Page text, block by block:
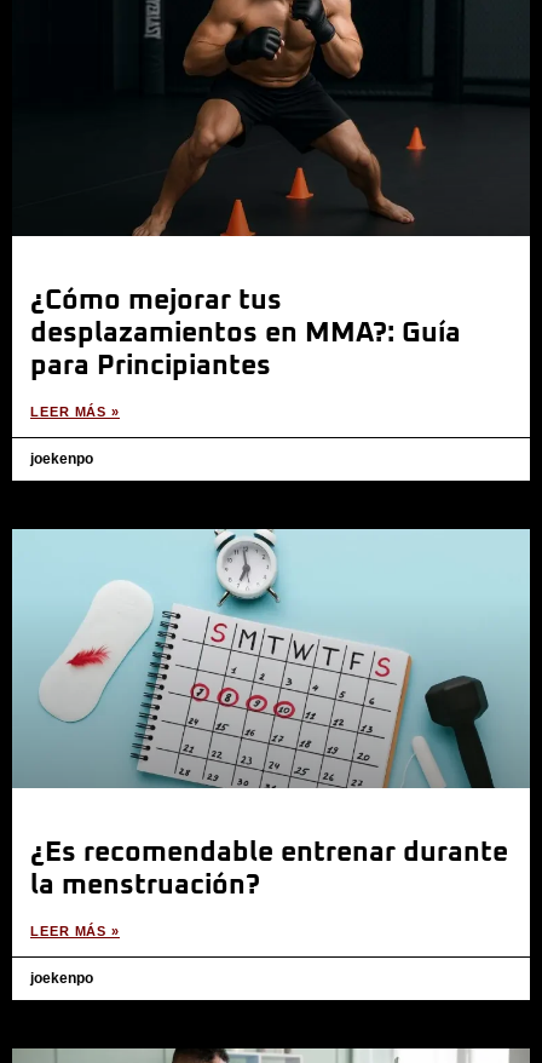
¿Cómo mejorar tus
desplazamientos en MMA?: Guía
para Principiantes
LEER MÁS »
joekenpo
¿Es recomendable entrenar durante
la menstruación?
LEER MÁS »
joekenpo